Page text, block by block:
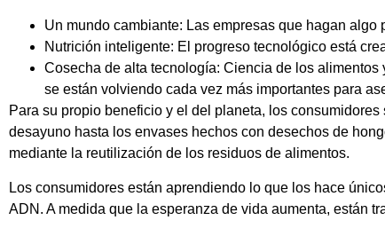
Un mundo cambiante: Las empresas que hagan
Nutrición inteligente: El progreso tecnológico está
Cosecha de alta tecnología: Ciencia de los alimentos
se están volviendo cada vez más importantes para
Para su propio beneficio y el del planeta, los
desayuno hasta los envases hechos con desechos de
mediante la reutilización de los residuos de alimentos.
Los consumidores están aprendiendo lo que los hace
ADN. A medida que la esperanza de vida aumenta, están